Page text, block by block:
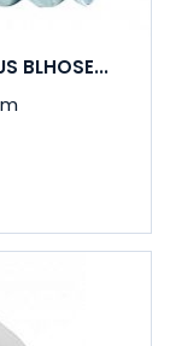
BLHOSE...